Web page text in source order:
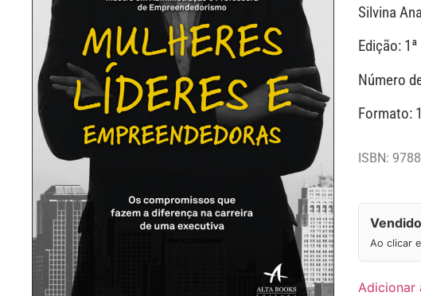
Silvina
Edição: 1ª
Número
Formato:
ISBN:
Ao clicar
Adicionar